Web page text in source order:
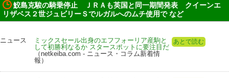
鮫島克駿の騎乗停止 ＪＲＡも英国と同一期間発表 クイーンエ
リザベス２世ジュビリーＳでルガルへのムチ使用で など
ニュース
ミックスセール出身のエフフォーリア産駒と
して初勝利なるか スタースポットに要注目だ
（netkeiba.com - ニュース・コラム新着情
報）
あとで読む